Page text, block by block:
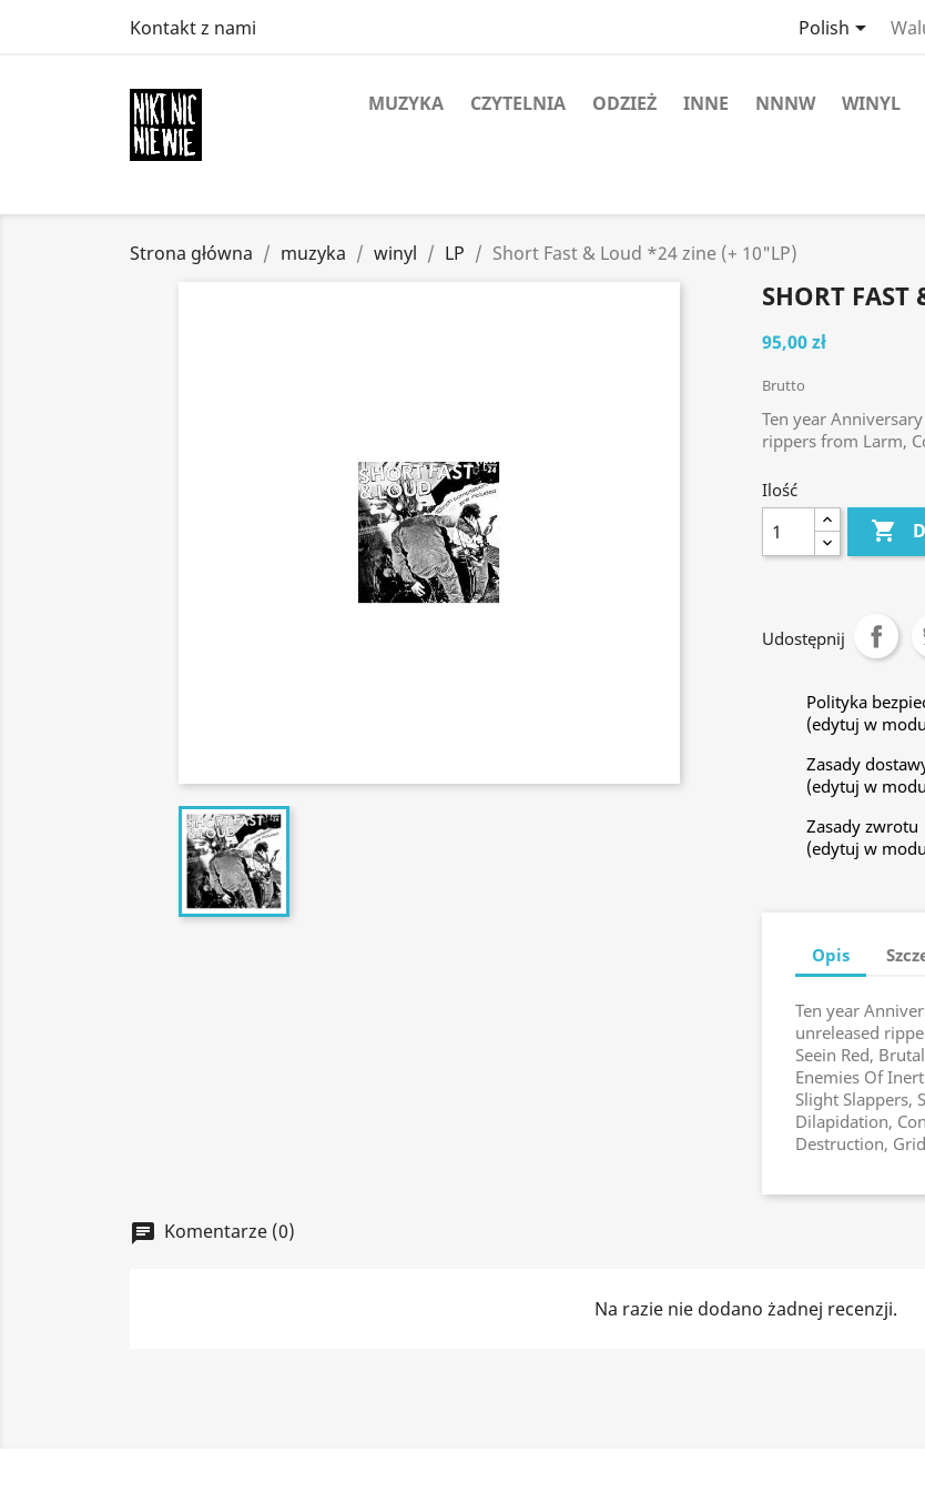
Kontakt z nami Polish
MUZYKA CZYTELNIA ODZIEŻ INNE NNNW WINYL
Strona główna muzyka winyl LP Short Fast & Loud *24 zine (+ 10"LP)
SHORT
95,00 zł
Brutto
Ten year
rippers from Larm,
Ilość

Udostępnij
Polityka
(edytuj w
Zasady
(edytuj w
Zasady zwrotu
(edytuj w
Opis
Ten year
unreleased
Seein Red,
Enemies Of
Slight Slappers,
Dilapidation,
Destruction,
chat Komentarze (0)
Na razie nie dodano żadnej recenzji.